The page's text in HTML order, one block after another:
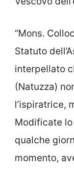
“Mons.
Statuto
interpellato
(Natuzza)
l’ispiratrice,
Modificate
qualche
momento,